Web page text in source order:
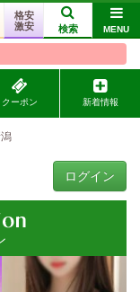
格安
激安
検索 MENU
クーポン 新着情報
ログイン